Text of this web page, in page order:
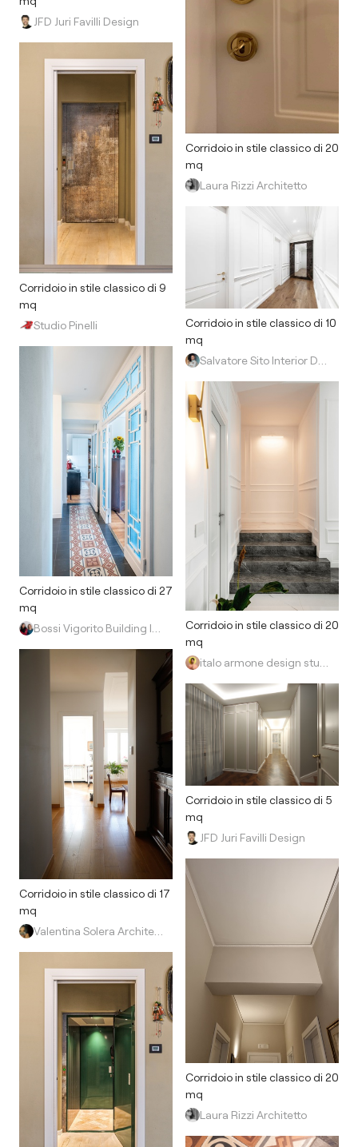
JFD Juri Favilli Design
Corridoio in stile classico di 9
mq
Studio Pinelli
Corridoio in stile classico di 27
mq
Corridoio in stile classico di 17
mq
Corridoio in stile classico di 20
mq
Laura Rizzi Architetto
Corridoio in stile classico di 10
mq
Corridoio in stile classico di 20
mq
italo armone design studio
Corridoio in stile classico di 5
mq
JFD Juri Favilli Design
Corridoio in stile classico di 20
mq
Laura Rizzi Architetto